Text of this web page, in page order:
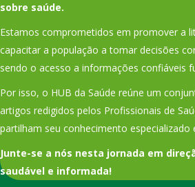
sobre saúde.
Estamos comprometidos em promover a
capacitar a população a tomar decisões
sendo o acesso a informações confiáveis
Por isso, o HUB da Saúde reúne um
artigos redigidos pelos Profissionais de
partilham seu conhecimento especializado
Junte-se a nós nesta jornada em
saudável e informada!